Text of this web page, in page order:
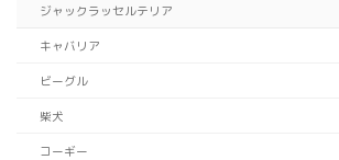
ジャックラッセルテリア
キャバリア
ビーグル
柴犬
コーギー